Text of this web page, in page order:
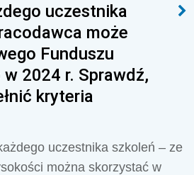
uczestnika
może
Funduszu
2024 r. Sprawdź,
kryteria
uczestnika szkoleń – ze
można skorzystać w